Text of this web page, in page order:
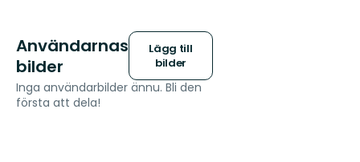
Användarnas
bilder
Lägg till
bilder
Inga användarbilder ännu. Bli den
första att dela!